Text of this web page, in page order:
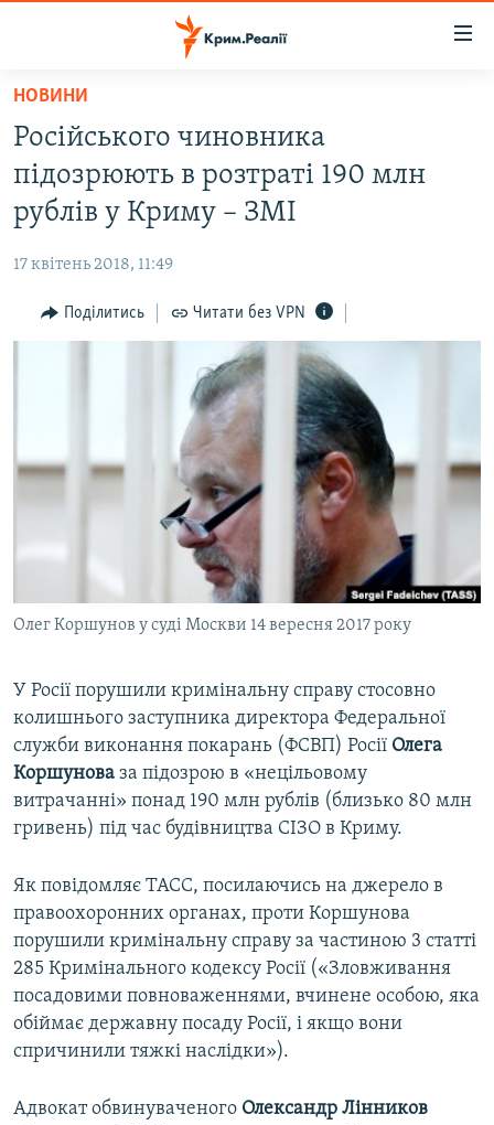
Перейти
основного
матеріалу
Перейти
до
основної
Перейти
до
ВІДЕО ТА ФОТО
БЛОГИ
ПОГЛЯД
ДЕПОРТАЦІЯ
ВІДЕОУРОКИ «ELIFBE»
УКРАЇНСЬКА ПРОБЛЕМА КРИМУ
ІНФОГРАФІКА
ЯК ОБІЙТИ БЛОКУВАННЯ
ДОЛУЧАЙСЯ!
Усі сайти RFE/RL
НОВИНИ
Російського чиновника
підозрюють в розтраті 190 млн
рублів у Криму – ЗМІ
17 квітень 2018, 11:49
Поділитись Читати без VPN
Олег Коршунов у суді Москви 14 вересня 2017 року
У Росії порушили кримінальну справу стосовно
колишнього заступника директора Федеральної
служби виконання покарань (ФСВП) Росії Олега
Коршунова за підозрою в «нецільовому
витрачанні» понад 190 млн рублів (близько 80 млн
гривень) під час будівництва СІЗО в Криму.
Як повідомляє ТАСС, посилаючись на джерело в
правоохоронних органах, проти Коршунова
порушили кримінальну справу за частиною 3 статті
285 Кримінального кодексу Росії («Зловживання
посадовими повноваженнями, вчинене особою, яка
обіймає державну посаду Росії, і якщо вони
спричинили тяжкі наслідки»).
Адвокат обвинуваченого Олександр Лінников